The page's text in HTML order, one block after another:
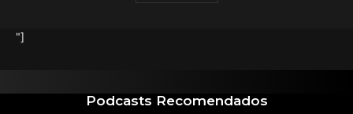
"]
Podcasts Recomendados